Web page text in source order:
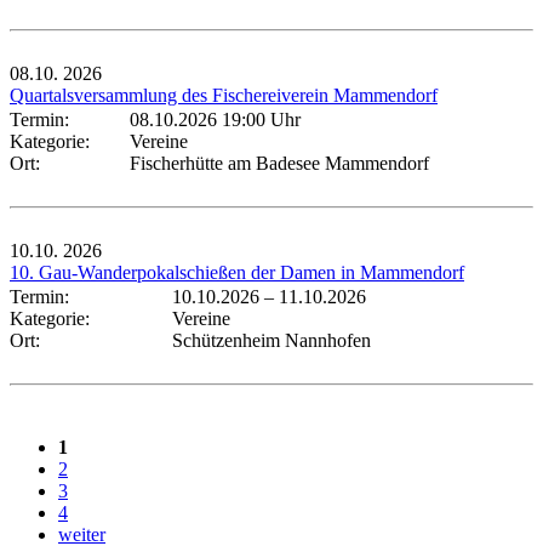
08.10. 2026
Quartalsversammlung des Fischereiverein Mammendorf
Termin:
08.10.2026 19:00 Uhr
Kategorie:
Vereine
Ort:
Fischerhütte am Badesee Mammendorf
10.10. 2026
10. Gau-Wanderpokalschießen der Damen in Mammendorf
Termin:
10.10.2026 – 11.10.2026
Kategorie:
Vereine
Ort:
Schützenheim Nannhofen
1
2
3
4
weiter